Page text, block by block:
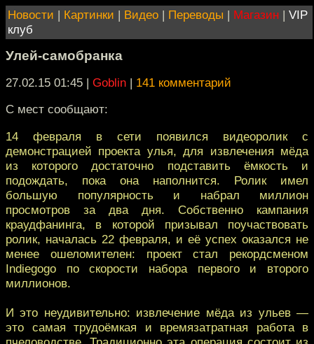
Новости | Картинки | Видео | Переводы | Магазин | VIP
клуб
Улей-самобранка
27.02.15 01:45 | Goblin | 141 комментарий
С мест сообщают:
14 февраля в сети появился видеоролик с
демонстрацией проекта улья, для извлечения мёда
из которого достаточно подставить ёмкость и
подождать, пока она наполнится. Ролик имел
большую популярность и набрал миллион
просмотров за два дня. Собственно кампания
краудфанинга, в которой призывал поучаствовать
ролик, началась 22 февраля, и её успех оказался не
менее ошеломителен: проект стал рекордсменом
Indiegogo по скорости набора первого и второго
миллионов.
И это неудивительно: извлечение мёда из ульев —
это самая трудоёмкая и времязатратная работа в